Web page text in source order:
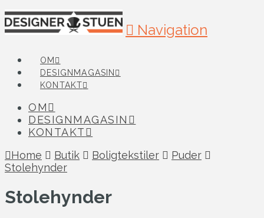
Navigation
OM
DESIGNMAGASIN
KONTAKT
OM
DESIGNMAGASIN
KONTAKT
Home
Butik Boligtekstiler
Puder
Stolehynder
Stolehynder